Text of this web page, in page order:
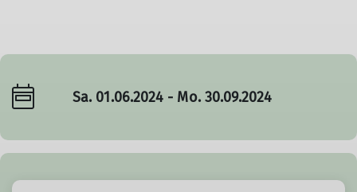
Sa. 01.06.2024 - Mo. 30.09.2024